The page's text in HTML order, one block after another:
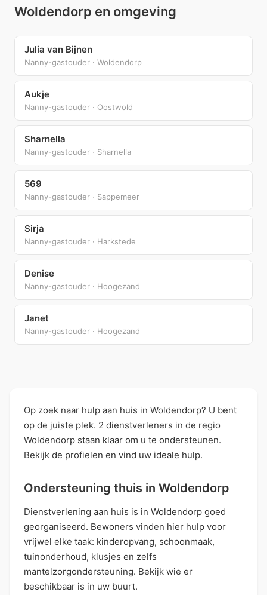
Woldendorp en omgeving
Julia van Bijnen
Nanny-gastouder · Woldendorp
Aukje
Nanny-gastouder · Oostwold
Sharnella
Nanny-gastouder · Sharnella
569
Nanny-gastouder · Sappemeer
Sirja
Nanny-gastouder · Harkstede
Denise
Nanny-gastouder · Hoogezand
Janet
Nanny-gastouder · Hoogezand
Op zoek naar hulp aan huis in Woldendorp? U bent
op de juiste plek. 2 dienstverleners in de regio
Woldendorp staan klaar om u te ondersteunen.
Bekijk de profielen en vind uw ideale hulp.
Ondersteuning thuis in Woldendorp
Dienstverlening aan huis is in Woldendorp goed
georganiseerd. Bewoners vinden hier hulp voor
vrijwel elke taak: kinderopvang, schoonmaak,
tuinonderhoud, klusjes en zelfs
mantelzorgondersteuning. Bekijk wie er
beschikbaar is in uw buurt.